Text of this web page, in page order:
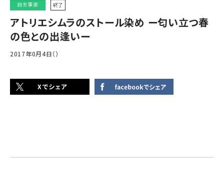
自主事業 終了
アトリエシムラのストール染め ー匂い立つ春
の色との出逢いー
2017年0月4日（）